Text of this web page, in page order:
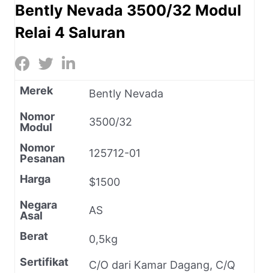
Bently Nevada 3500/32 Modul
Relai 4 Saluran
Merek
Bently Nevada
Nomor
Modul
3500/32
Nomor
Pesanan
125712-01
Harga
$1500
Negara
Asal
AS
Berat
0,5kg
Sertifikat
C/O dari Kamar Dagang, C/Q